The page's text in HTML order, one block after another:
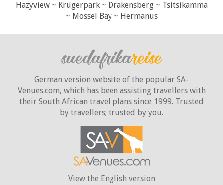
Hazyview~ Krügerpark~ Drakensberg~ Tsitsikamma
~ Mossel Bay~ Hermanus
German version website of the popular SA-
Venues.com, which has been assisting travellers with
their South African travel plans since 1999. Trusted
by travellers; trusted by you.
View the English version